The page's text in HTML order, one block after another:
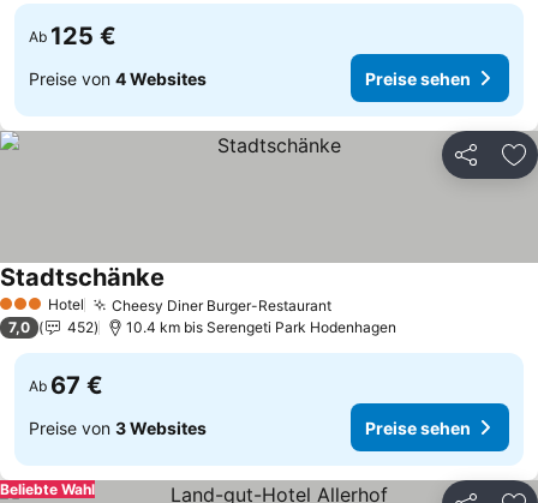
Ab 125 €
Preise von 4 Websites Preise sehen
Teilen
3 SterneHotel Cheesy Diner Burger-RestaurantPreise sehen
Stadtschänke
7,0 452 10.4 km bis Serengeti Park Hodenhagen
Ab 67 €
Preise von 3 Websites Preise sehen
Beliebte Wahl